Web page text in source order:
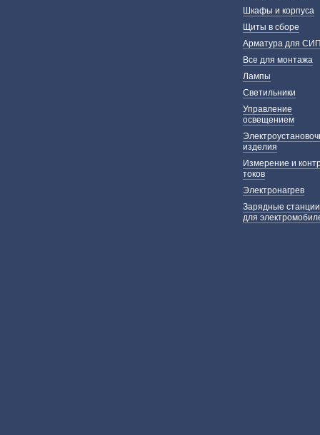
Шкафы и корпуса
Щиты в сборе
Арматура для
Все для монтажа
Лампы
Светильники
Управление
освещением
изделия
Измерение и
токов
Электронагрев
Зарядные станции
для